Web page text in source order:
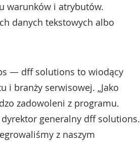
warunków i atrybutów.
danych tekstowych albo
— dff solutions to wiodący
branży serwisowej. „Jako
zadowoleni z programu.
generalny dff solutions.
z naszym